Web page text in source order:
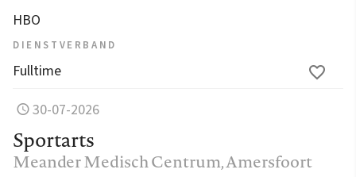
HBO
DIENSTVERBAND
Fulltime
30-07-2026
Sportarts
Meander Medisch Centrum, Amersfoort